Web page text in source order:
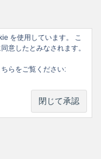
を使用しています。 こ
意したとみなされます。
らをご覧ください: